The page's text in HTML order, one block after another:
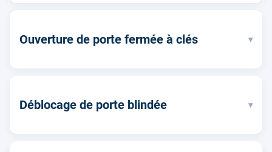
Ouverture de porte fermée à clés ▾
Déblocage de porte blindée ▾